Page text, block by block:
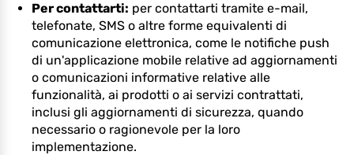
Per contattarti: per contattarti tramite e-mail,
telefonate, SMS o altre forme equivalenti di
comunicazione elettronica, come le notifiche push
di un'applicazione mobile relative ad aggiornamenti
o comunicazioni informative relative alle
funzionalità, ai prodotti o ai servizi contrattati,
inclusi gli aggiornamenti di sicurezza, quando
necessario o ragionevole per la loro
implementazione.